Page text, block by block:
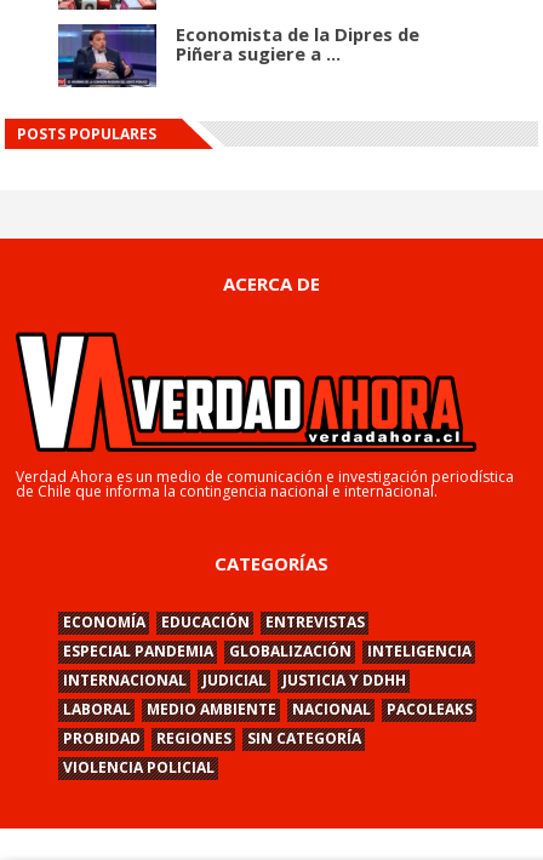
Economista de la Dipres de
Piñera sugiere a ...
POSTS POPULARES
ACERCA DE
Verdad Ahora es un medio de comunicación e investigación periodística
de Chile que informa la contingencia nacional e internacional.
CATEGORÍAS
ECONOMÍA EDUCACIÓN
ENTREVISTAS
ESPECIAL PANDEMIA
GLOBALIZACIÓN
INTELIGENCIA
INTERNACIONAL
JUDICIAL
JUSTICIA Y DDHH
LABORAL
MEDIO AMBIENTE NACIONAL
PACOLEAKS
PROBIDAD
REGIONES
SIN CATEGORÍA
VIOLENCIA POLICIAL